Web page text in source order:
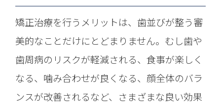
矯正治療を行うメリットは、歯並びが整う審
美的なことだけにとどまりません。むし歯や
歯周病のリスクが軽減される、食事が楽しく
なる、噛み合わせが良くなる、顔全体のバラ
ンスが改善されるなど、さまざまな良い効果